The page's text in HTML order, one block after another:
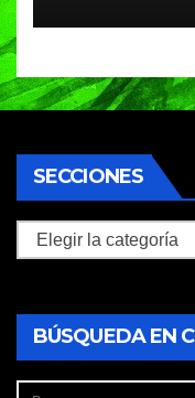
SECCIONES
Secciones
BÚSQUEDA EN